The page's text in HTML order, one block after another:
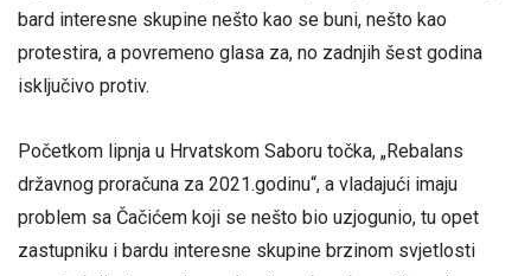
bard interesne skupine nešto kao se buni, nešto kao
protestira, a povremeno glasa za, no zadnjih šest godina
isključivo protiv.
Početkom lipnja u Hrvatskom Saboru točka, „Rebalans
državnog proračuna za 2021.godinu“, a vladajući imaju
problem sa Čačićem koji se nešto bio uzjogunio, tu opet
zastupniku i bardu interesne skupine brzinom svjetlosti